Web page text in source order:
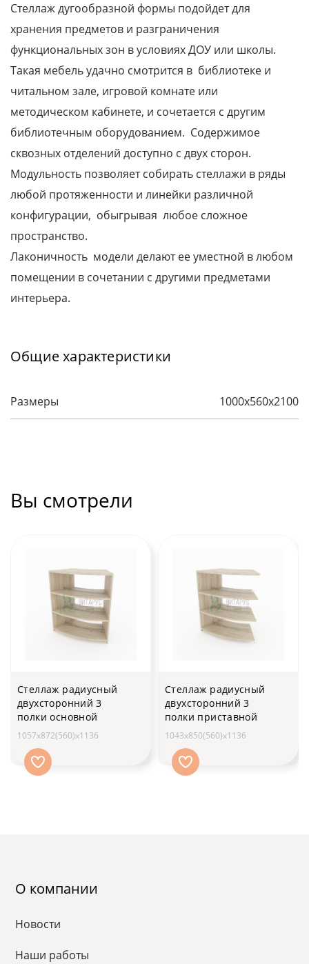
Стеллаж дугообразной формы подойдет для
хранения предметов и разграничения
функциональных зон в условиях ДОУ или школы.
Такая мебель удачно смотрится в библиотеке и
читальном зале, игровой комнате или
методическом кабинете, и сочетается с другим
библиотечным оборудованием. Содержимое
сквозных отделений доступно с двух сторон.
Модульность позволяет собирать стеллажи в ряды
любой протяженности и линейки различной
конфигурации, обыгрывая любое сложное
пространство.
Лаконичность модели делают ее уместной в любом
помещении в сочетании с другими предметами
интерьера.
Общие характеристики
Размеры 1000х560х2100
Вы смотрели
Стеллаж радиусный
двухсторонний 3
полки основной
1057х872(560)x1136
Стеллаж радиусный
двухсторонний 3
полки приставной
1043х850(560)x1136
О компании
Новости
Наши работы